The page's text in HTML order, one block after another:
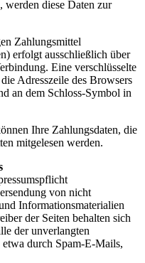
werden diese Daten zur
Zahlungsmittel
erfolgt ausschließlich über
Eine verschlüsselte
Adresszeile des Browsers
an dem Schloss-Symbol in
Ihre Zahlungsdaten, die
mitgelesen werden.
von nicht
Informationsmaterialien
der Seiten behalten sich
der unverlangten
durch Spam-E-Mails,